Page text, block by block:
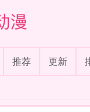
推荐 更新